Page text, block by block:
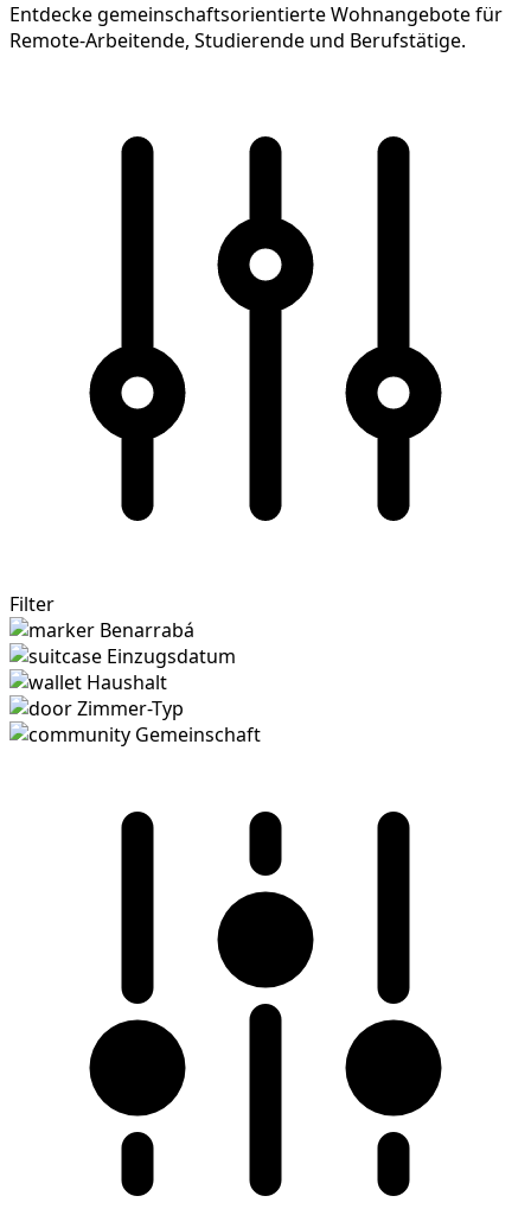
Entdecke gemeinschaftsorientierte Wohnangebote für
Remote-Arbeitende, Studierende und Berufstätige.
Filter
Benarrabá
Einzugsdatum
Haushalt
Zimmer-Typ
Gemeinschaft